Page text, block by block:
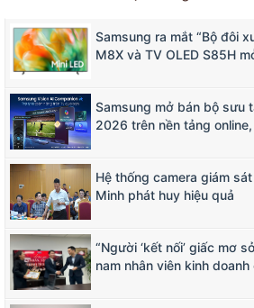
Samsung ra mắt “Bộ đôi
M8X và TV OLED S85H
Samsung mở bán bộ sưu
2026 trên nền tảng
Hệ thống camera giám
Minh phát huy hiệu quả
“Người ‘kết nối’ giấc mơ
nam nhân viên kinh doanh